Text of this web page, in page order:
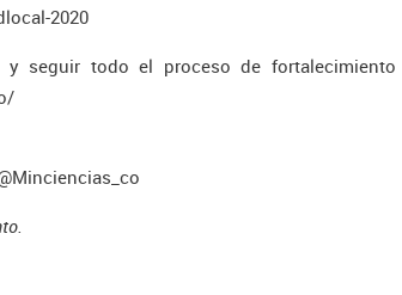
2020
seguir todo el proceso de